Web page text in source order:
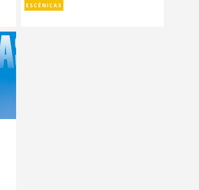
ESCÉNICAS